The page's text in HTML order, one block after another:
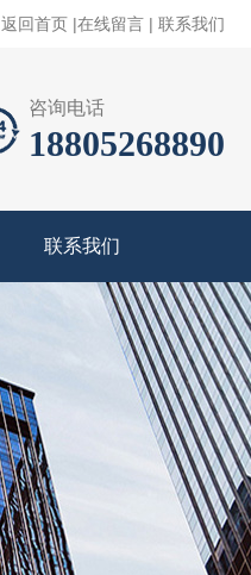
返回首页 |在线留言 | 联系我们
咨询电话
18805268890
联系我们